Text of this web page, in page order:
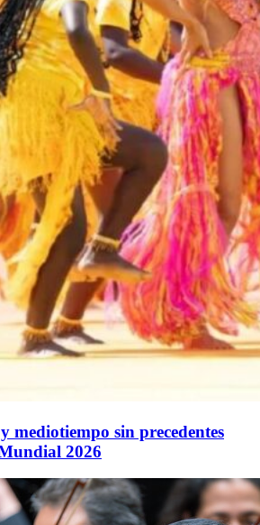
mediotiempo sin precedentes
2026